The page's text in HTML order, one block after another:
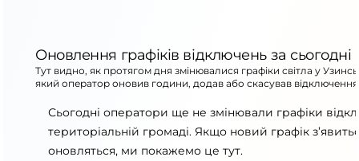
Оновлення графіків відключень за сьогодні
Тут видно, як протягом дня змінювалися графіки світла у
який оператор оновив години, додав або скасував
Сьогодні оператори ще не змінювали графіки
територіальній громаді. Якщо новий графік
оновляться, ми покажемо це тут.